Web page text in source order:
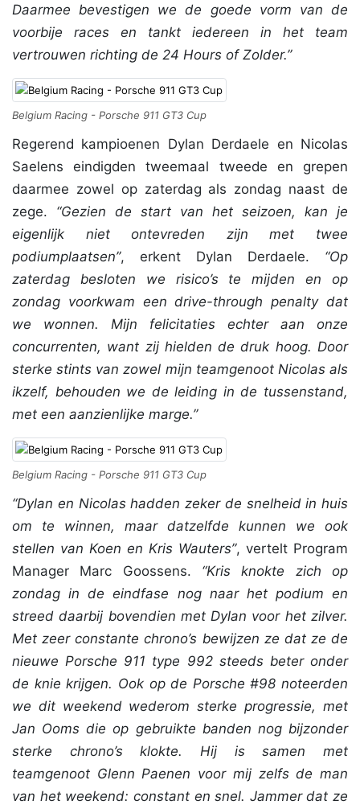
Daarmee bevestigen we de goede vorm van de
voorbije races en tankt iedereen in het team
vertrouwen richting de 24 Hours of Zolder.”
Belgium Racing - Porsche 911 GT3 Cup
Regerend kampioenen Dylan Derdaele en Nicolas
Saelens eindigden tweemaal tweede en grepen
daarmee zowel op zaterdag als zondag naast de
zege. “Gezien de start van het seizoen, kan je
eigenlijk niet ontevreden zijn met twee
podiumplaatsen”, erkent Dylan Derdaele. “Op
zaterdag besloten we risico’s te mijden en op
zondag voorkwam een drive-through penalty dat
we wonnen. Mijn felicitaties echter aan onze
concurrenten, want zij hielden de druk hoog. Door
sterke stints van zowel mijn teamgenoot Nicolas als
ikzelf, behouden we de leiding in de tussenstand,
met een aanzienlijke marge.”
Belgium Racing - Porsche 911 GT3 Cup
“Dylan en Nicolas hadden zeker de snelheid in huis
om te winnen, maar datzelfde kunnen we ook
stellen van Koen en Kris Wauters”, vertelt Program
Manager Marc Goossens. “Kris knokte zich op
zondag in de eindfase nog naar het podium en
streed daarbij bovendien met Dylan voor het zilver.
Met zeer constante chrono’s bewijzen ze dat ze de
nieuwe Porsche 911 type 992 steeds beter onder
de knie krijgen. Ook op de Porsche #98 noteerden
we dit weekend wederom sterke progressie, met
Jan Ooms die op gebruikte banden nog bijzonder
sterke chrono’s klokte. Hij is samen met
teamgenoot Glenn Paenen voor mij zelfs de man
van het weekend: constant en snel. Jammer dat ze